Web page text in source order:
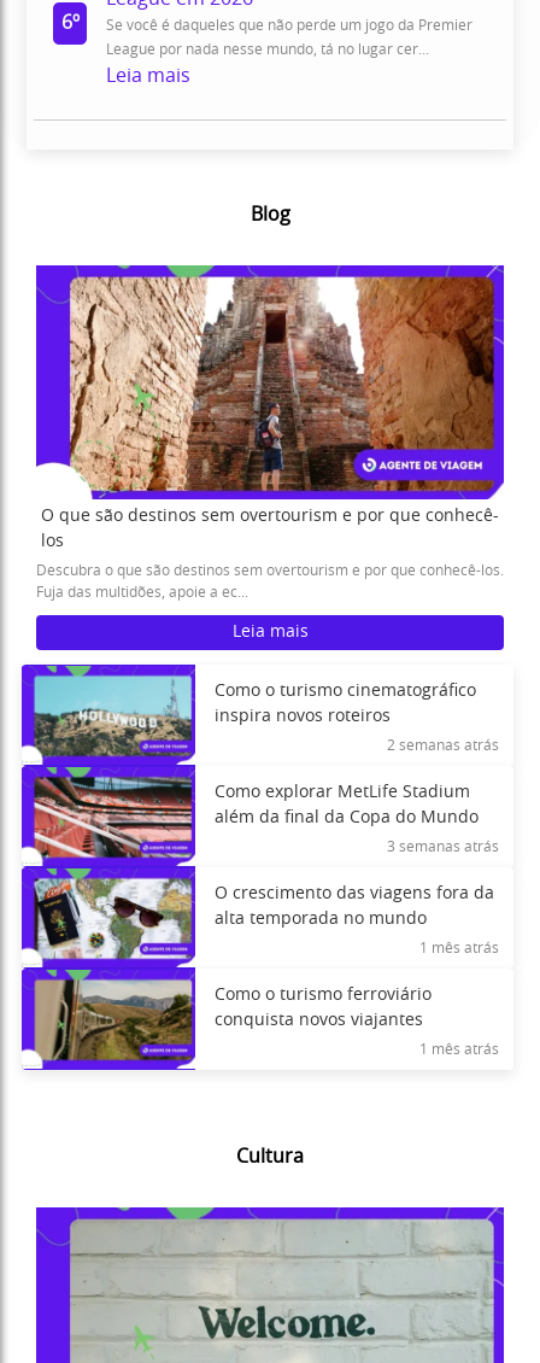
6º
Se você é daqueles que não perde um jogo da Premier
League por nada nesse mundo, tá no lugar cer...
Leia mais
Blog
O que são destinos sem overtourism e por que conhecê-
los
Descubra o que são destinos sem overtourism e por que conhecê-los.
Fuja das multidões, apoie a ec...
Leia mais
Como o turismo cinematográfico
inspira novos roteiros
2 semanas atrás
Como explorar MetLife Stadium
além da final da Copa do Mundo
3 semanas atrás
O crescimento das viagens fora da
alta temporada no mundo
1 mês atrás
Como o turismo ferroviário
conquista novos viajantes
1 mês atrás
Cultura